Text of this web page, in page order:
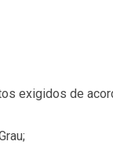
exigidos de